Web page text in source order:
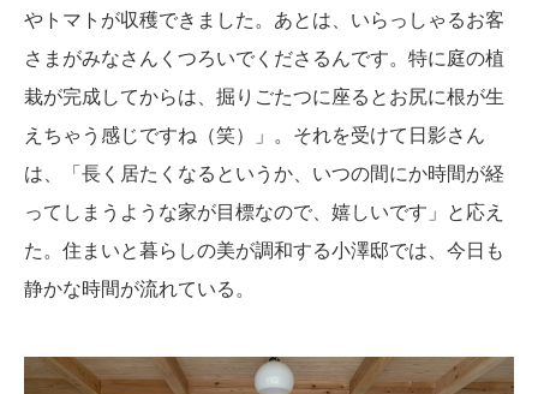
やトマトが収穫できました。あとは、いらっしゃるお客
さまがみなさんくつろいでくださるんです。特に庭の植
栽が完成してからは、掘りごたつに座るとお尻に根が生
えちゃう感じですね（笑）」。それを受けて日影さん
は、「長く居たくなるというか、いつの間にか時間が経
ってしまうような家が目標なので、嬉しいです」と応え
た。住まいと暮らしの美が調和する小澤邸では、今日も
静かな時間が流れている。